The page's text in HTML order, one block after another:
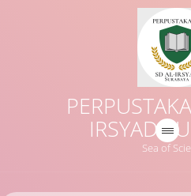
IRSYAD
Sea of